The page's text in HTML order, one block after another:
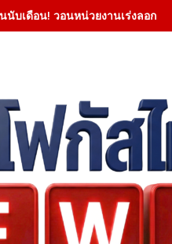
บเดือน! วอนหน่วยงานเร่งลอกค